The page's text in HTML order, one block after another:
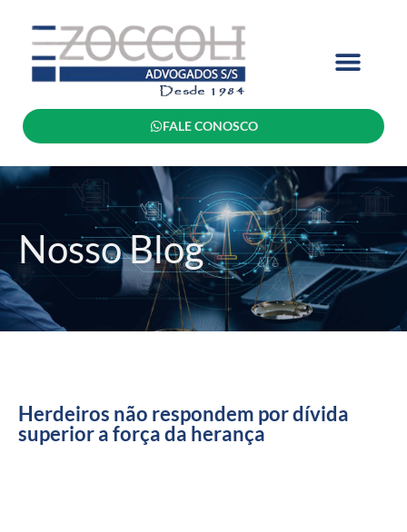
FALE CONOSCO
Nosso Blog
Herdeiros não respondem por dívida
superior a força da herança